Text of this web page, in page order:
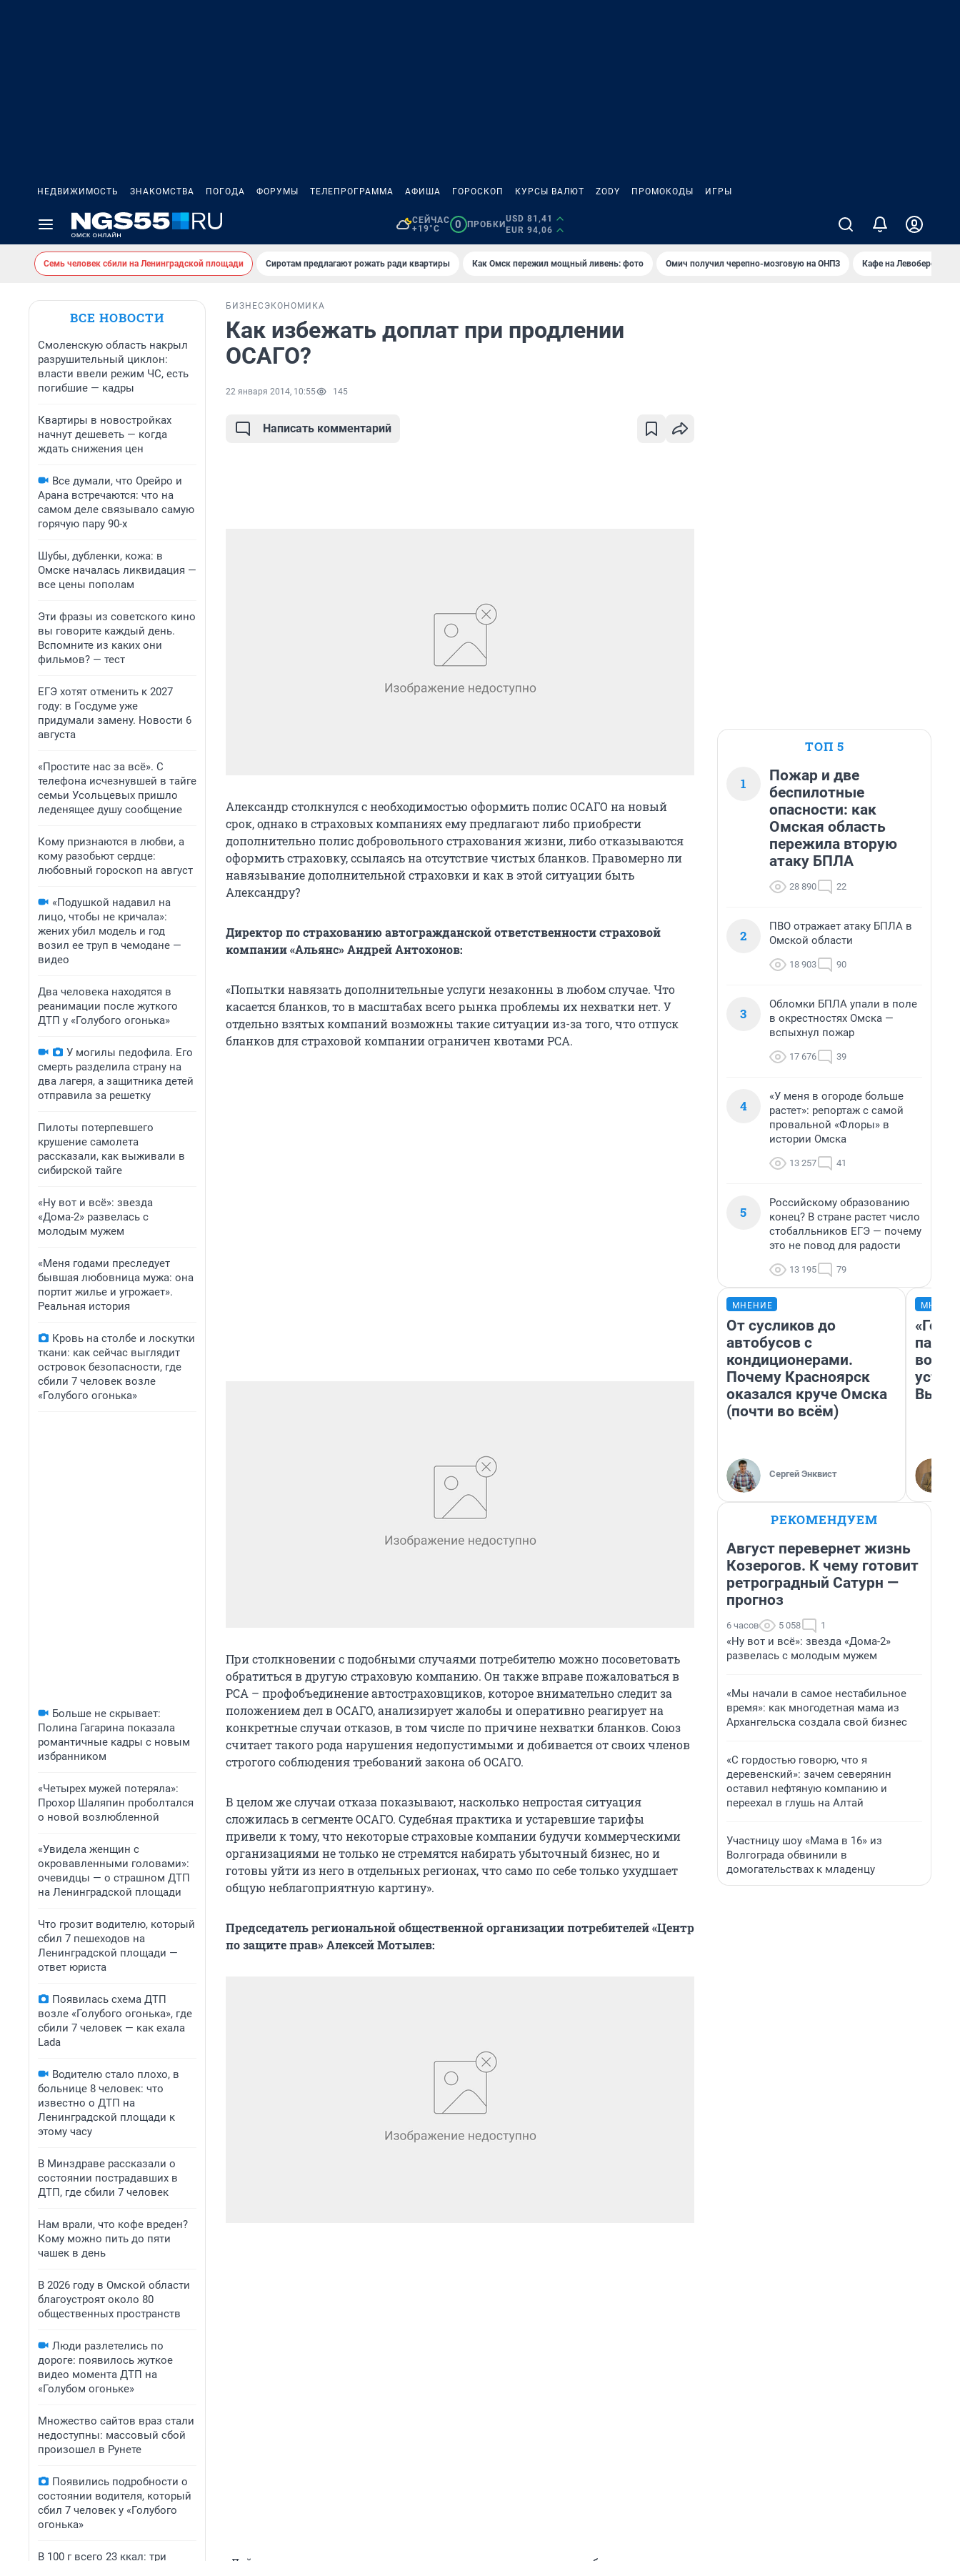
НЕДВИЖИМОСТЬ ЗНАКОМСТВА ПОГОДА ФОРУМЫ ТЕЛЕПРОГРАММА АФИША ГОРОСКОП КУРСЫ ВАЛЮТ ZODY ПРОМОКОДЫ ИГРЫ
СЕЙЧАС
+19°C
0 ПРОБКИ
USD 81,41
EUR 94,06
Семь человек сбили на Ленинградской площади Сиротам предлагают рожать ради квартиры Как Омск пережил мощный ливень: фото Омич получил черепно-мозговую на ОНПЗ Кафе на Левобережье
ВСЕ НОВОСТИ
Смоленскую область накрыл
разрушительный циклон:
власти ввели режим ЧС, есть
погибшие — кадры
Квартиры в новостройках
начнут дешеветь — когда
ждать снижения цен
Все думали, что Орейро и
Арана встречаются: что на
самом деле связывало самую
горячую пару 90-х
Шубы, дубленки, кожа: в
Омске началась ликвидация —
все цены пополам
Эти фразы из советского кино
вы говорите каждый день.
Вспомните из каких они
фильмов? — тест
ЕГЭ хотят отменить к 2027
году: в Госдуме уже
придумали замену. Новости 6
августа
«Простите нас за всё». С
телефона исчезнувшей в тайге
семьи Усольцевых пришло
леденящее душу сообщение
Кому признаются в любви, а
кому разобьют сердце:
любовный гороскоп на август
«Подушкой надавил на
лицо, чтобы не кричала»:
жених убил модель и год
возил ее труп в чемодане —
видео
Два человека находятся в
реанимации после жуткого
ДТП у «Голубого огонька»
У могилы педофила. Его
смерть разделила страну на
два лагеря, а защитника детей
отправила за решетку
Пилоты потерпевшего
крушение самолета
рассказали, как выживали в
сибирской тайге
«Ну вот и всё»: звезда
«Дома-2» развелась с
молодым мужем
«Меня годами преследует
бывшая любовница мужа: она
портит жилье и угрожает».
Реальная история
Кровь на столбе и лоскутки
ткани: как сейчас выглядит
островок безопасности, где
сбили 7 человек возле
«Голубого огонька»
Больше не скрывает:
Полина Гагарина показала
романтичные кадры с новым
избранником
«Четырех мужей потеряла»:
Прохор Шаляпин проболтался
о новой возлюбленной
«Увидела женщин с
окровавленными головами»:
очевидцы — о страшном ДТП
на Ленинградской площади
Что грозит водителю, который
сбил 7 пешеходов на
Ленинградской площади —
ответ юриста
Появилась схема ДТП
возле «Голубого огонька», где
сбили 7 человек — как ехала
Lada
Водителю стало плохо, в
больнице 8 человек: что
известно о ДТП на
Ленинградской площади к
этому часу
В Минздраве рассказали о
состоянии пострадавших в
ДТП, где сбили 7 человек
Нам врали, что кофе вреден?
Кому можно пить до пяти
чашек в день
В 2026 году в Омской области
благоустроят около 80
общественных пространств
Люди разлетелись по
дороге: появилось жуткое
видео момента ДТП на
«Голубом огоньке»
Множество сайтов враз стали
недоступны: массовый сбой
произошел в Рунете
Появились подробности о
состоянии водителя, который
сбил 7 человек у «Голубого
огонька»
В 100 г всего 23 ккал: три
БИЗНЕС ЭКОНОМИКА
Как избежать доплат при продлении
ОСАГО?
22 января 2014, 10:55 145
Написать комментарий
Александр столкнулся с необходимостью оформить полис ОСАГО на новый
срок, однако в страховых компаниях ему предлагают либо приобрести
дополнительно полис добровольного страхования жизни, либо отказываются
оформить страховку, ссылаясь на отсутствие чистых бланков. Правомерно ли
навязывание дополнительной страховки и как в этой ситуации быть
Александру?
Директор по страхованию автогражданской ответственности страховой
компании «Альянс» Андрей Антохонов:
«Попытки навязать дополнительные услуги незаконны в любом случае. Что
касается бланков, то в масштабах всего рынка проблемы их нехватки нет. У
отдельно взятых компаний возможны такие ситуации из-за того, что отпуск
бланков для страховой компании ограничен квотами РСА.
При столкновении с подобными случаями потребителю можно посоветовать
обратиться в другую страховую компанию. Он также вправе пожаловаться в
РСА – профобъединение автостраховщиков, которое внимательно следит за
положением дел в ОСАГО, анализирует жалобы и оперативно реагирует на
конкретные случаи отказов, в том числе по причине нехватки бланков. Союз
считает такого рода нарушения недопустимыми и добивается от своих членов
строгого соблюдения требований закона об ОСАГО.
В целом же случаи отказа показывают, насколько непростая ситуация
сложилась в сегменте ОСАГО. Судебная практика и устаревшие тарифы
привели к тому, что некоторые страховые компании будучи коммерческими
организациями не только не стремятся набирать убыточный бизнес, но и
готовы уйти из него в отдельных регионах, что само по себе только ухудшает
общую неблагоприятную картину».
Председательрегиональнойобщественной организации потребителей «Центр
по защите прав» Алексей Мотылев:
ТОП 5
1
Пожар и две
беспилотные
опасности: как
Омская область
пережила вторую
атаку БПЛА
28 890 22
2
ПВО отражает атаку БПЛА в
Омской области
18 903 90
3
Обломки БПЛА упали в поле
в окрестностях Омска —
вспыхнул пожар
17 676 39
4
«У меня в огороде больше
растет»: репортаж с самой
провальной «Флоры» в
истории Омска
13 257 41
5
Российскому образованию
конец? В стране растет число
стобалльников ЕГЭ — почему
это не повод для радости
13 195 79
МНЕНИЕ
От сусликов до
автобусов с
кондиционерами.
Почему Красноярск
оказался круче Омска
(почти во всём)
Сергей Энквист
РЕКОМЕНДУЕМ
Август перевернет жизнь
Козерогов. К чему готовит
ретроградный Сатурн —
прогноз
6 часов 5 058 1
«Ну вот и всё»: звезда «Дома-2»
развелась с молодым мужем
«Мы начали в самое нестабильное
время»: как многодетная мама из
Архангельска создала свой бизнес
«С гордостью говорю, что я
деревенский»: зачем северянин
оставил нефтяную компанию и
переехал в глушь на Алтай
Участницу шоу «Мама в 16» из
Волгограда обвинили в
домогательствах к младенцу